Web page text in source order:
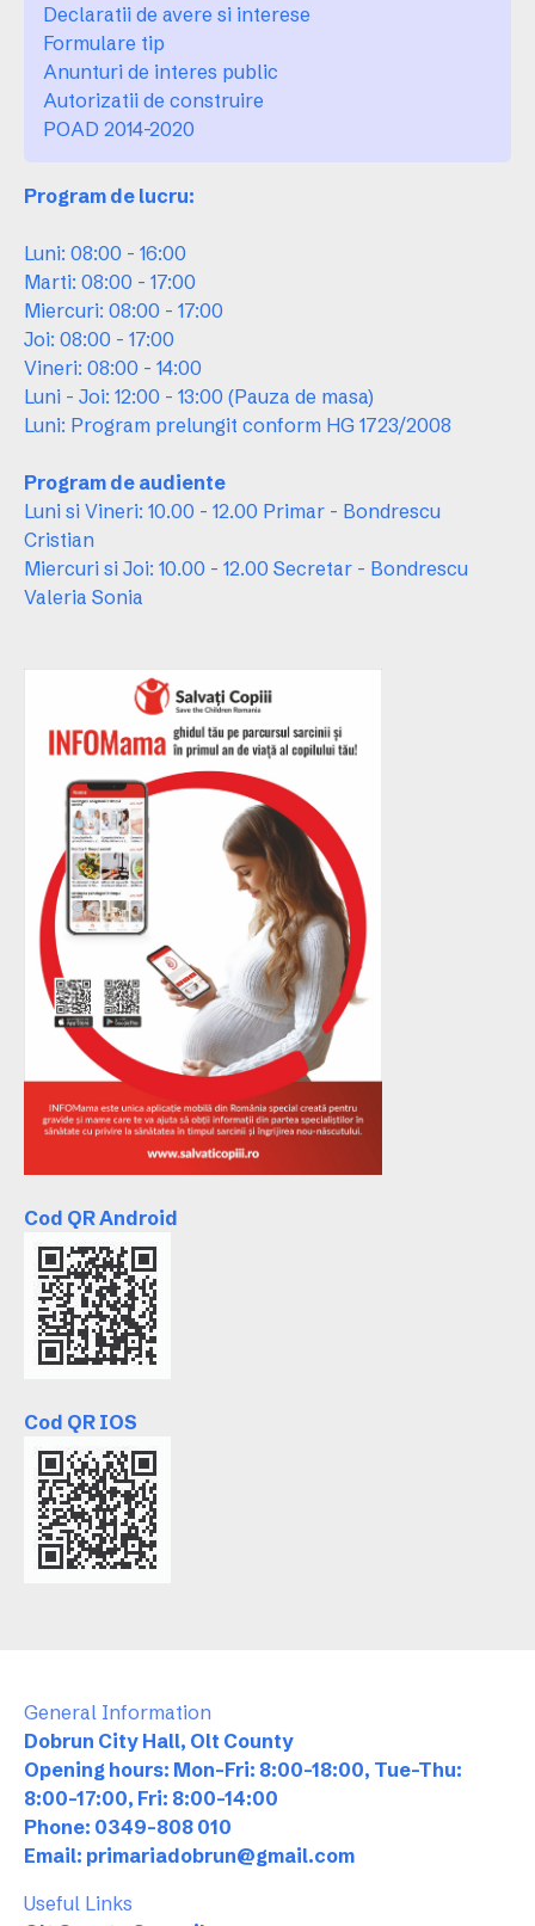
Declaratii de avere si interese
Formulare tip
Anunturi de interes public
Autorizatii de construire
POAD 2014-2020
Program de lucru:
Luni: 08:00 - 16:00
Marti: 08:00 - 17:00
Miercuri: 08:00 - 17:00
Joi: 08:00 - 17:00
Vineri: 08:00 - 14:00
Luni - Joi: 12:00 - 13:00 (Pauza de masa)
Luni: Program prelungit conform HG 1723/2008
Program de audiente
Luni si Vineri: 10.00 - 12.00 Primar - Bondrescu
Cristian
Miercuri si Joi: 10.00 - 12.00 Secretar - Bondrescu
Valeria Sonia
Cod QR Android
Cod QR IOS
General Information
Dobrun City Hall, Olt County
Opening hours: Mon-Fri: 8:00-18:00, Tue-Thu:
8:00-17:00, Fri: 8:00-14:00
Phone: 0349-808 010
Email: primariadobrun@gmail.com
Useful Links